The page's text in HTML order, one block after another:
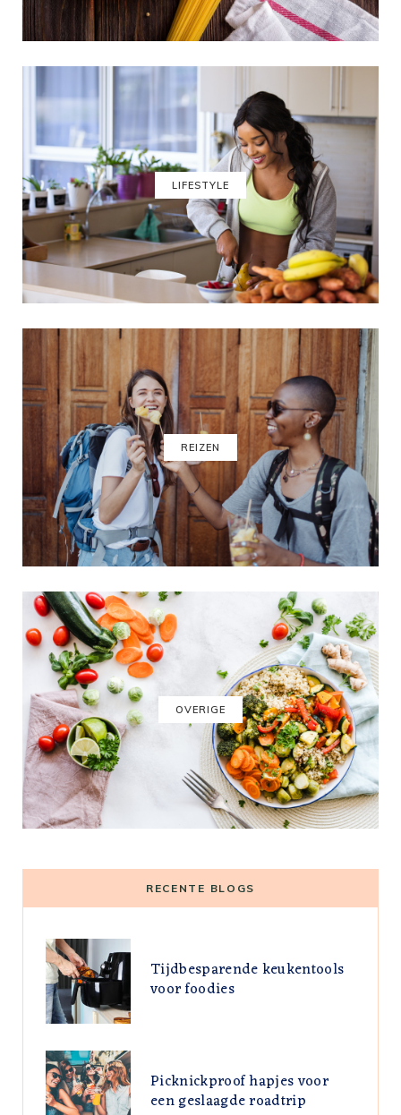
LIFESTYLE
REIZEN
OVERIGE
RECENTE BLOGS
Tijdbesparende keukentools
voor foodies
Picknickproof hapjes voor
een geslaagde roadtrip